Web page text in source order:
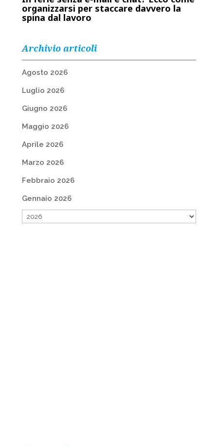
organizzarsi per staccare davvero la
spina dal lavoro
Archivio articoli
Agosto 2026
Luglio 2026
Giugno 2026
Maggio 2026
Aprile 2026
Marzo 2026
Febbraio 2026
Gennaio 2026